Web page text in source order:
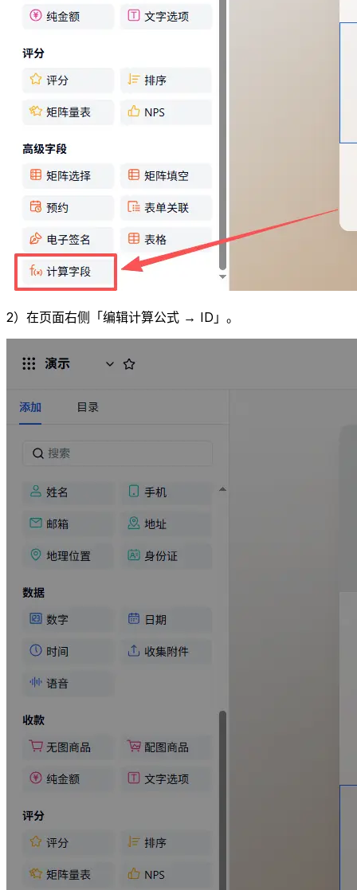
2）在页面右侧「编辑计算公式 → ID」。